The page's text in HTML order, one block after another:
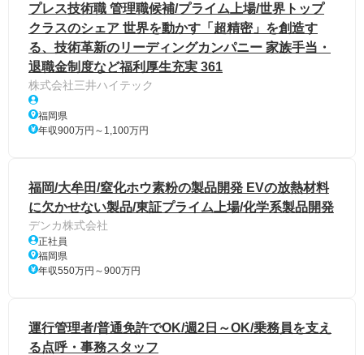
プレス技術職 管理職候補/プライム上場/世界トップ
クラスのシェア 世界を動かす「超精密」を創造す
る、技術革新のリーディングカンパニー 家族手当・
退職金制度など福利厚生充実 361
株式会社三井ハイテック
福岡県
年収900万円～1,100万円
福岡/大牟田/窒化ホウ素粉の製品開発 EVの放熱材料
に欠かせない製品/東証プライム上場/化学系製品開発
デンカ株式会社
正社員
福岡県
年収550万円～900万円
運行管理者/普通免許でOK/週2日～OK/乗務員を支え
る点呼・事務スタッフ